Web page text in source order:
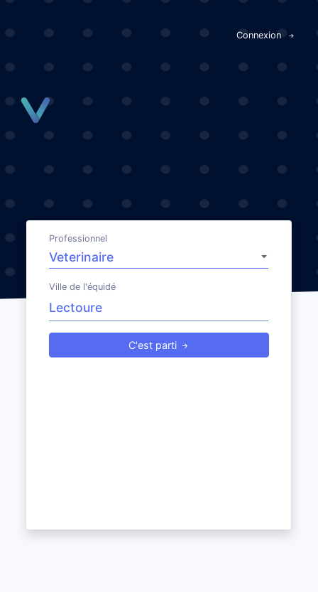
Connexion
Professionnel
Ville de l'équidé
C'est parti